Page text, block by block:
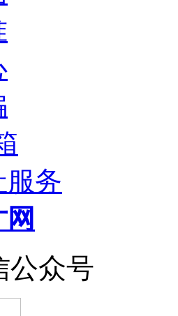
服务
公众号